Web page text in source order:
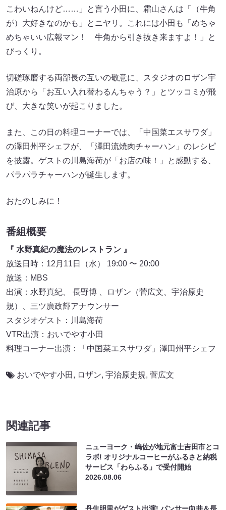
こわいねんけど……」と言う小田に、霜山さんは「（牛角
が）大好きなのかも」とニヤリ。これには小田も「めちゃ
めちゃいい広報マン！ 牛角から引き抜き来ますよ！」と
びっくり。
切磋琢磨する両部長の互いの敬意に、スタジオのロザン宇
治原から「お互い入れ替わるんちゃう？」とツッコミが飛
び、大きな笑いが起こりました。
また、この日の料理コーナーでは、「中国菜エスサワダ」
の澤田州平シェフが、「澤田流焼肉チャーハン」のレシピ
を披露。ゲストの川島海荷が「お店の味！」と感動する、
パラパラチャーハンが誕生します。
おたのしみに！
番組概要
『 水野真紀の魔法のレストラン 』
放送日時：12月11日（水） 19:00 〜 20:00
放送：MBS
出演：水野真紀、 長野博 、ロザン（菅広文、宇治原史
規）、三ツ廣政輝アナウンサー
スタジオゲスト：川島海荷
VTR出演：おいでやす小田
料理コーナー出演：「中国菜エスサワダ」澤田州平シェフ
おいでやす小田 , ロザン, 宇治原史規, 菅広文
関連記事
ニューヨーク・嶋佐が地元富士吉田市とコ
ラボ! オリジナルコーヒーがふるさと納税
サービス「わらふる」で受付開始
2026.08.06